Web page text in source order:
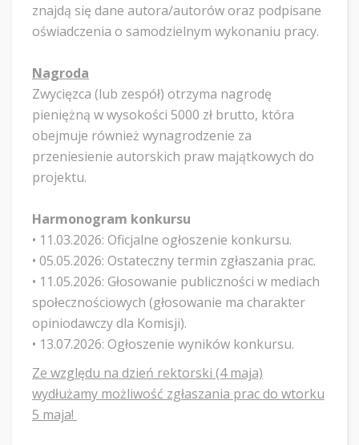
znajdą się dane autora/autorów oraz podpisane
oświadczenia o samodzielnym wykonaniu pracy.
Nagroda
​Zwycięzca (lub zespół) otrzyma nagrodę
pieniężną w wysokości 5000 zł brutto, która
obejmuje również wynagrodzenie za
przeniesienie autorskich praw majątkowych do
projektu.
Harmonogram konkursu
• ​11.03.2026: Oficjalne ogłoszenie konkursu.
• ​05.05.2026: Ostateczny termin zgłaszania prac.
• ​11.05.2026: Głosowanie publiczności w mediach
społecznościowych (głosowanie ma charakter
opiniodawczy dla Komisji).
• ​13.07.2026: Ogłoszenie wyników konkursu.
Ze względu na dzień rektorski (4 maja)
wydłużamy możliwość zgłaszania prac do wtorku
5 maja!